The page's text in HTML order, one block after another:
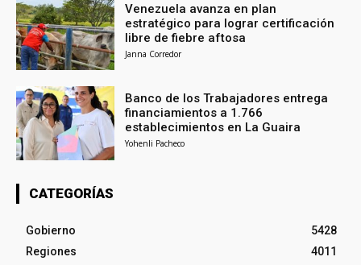
Venezuela avanza en plan
estratégico para lograr certificación
libre de fiebre aftosa
Janna Corredor
Banco de los Trabajadores entrega
financiamientos a 1.766
establecimientos en La Guaira
Yohenli Pacheco
CATEGORÍAS
Gobierno
5428
Regiones
4011